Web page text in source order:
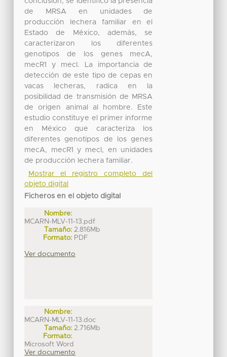
de MRSA en unidades de
producción lechera familiar en el
Estado de México, además, se
caracterizaron los diferentes
genotipos de los genes mecA,
mecR1 y mecI. La importancia de
detección de este tipo de cepas en
vacas lecheras, radica en la
posibilidad de transmisión de MRSA
de origen animal al hombre. Este
estudio constituye el primer informe
en México que caracteriza los
diferentes genotipos de los genes
mecA, mecR1 y mecI, en unidades
de producción lechera familiar.
Mostrar el registro completo del
objeto digital
Ficheros en el objeto digital
Nombre:
MCARN-MLV-11-13.pdf
Tamaño: 2.816Mb
Formato: PDF
Ver documento
Nombre:
MCARN-MLV-11-13.doc
Tamaño: 2.716Mb
Formato:
Microsoft Word
Ver documento